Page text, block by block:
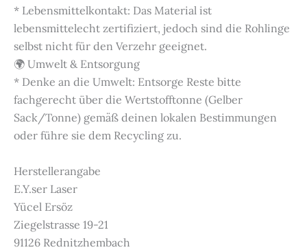
* Lebensmittelkontakt: Das Material ist
lebensmittelecht zertifiziert, jedoch sind die Rohlinge
selbst nicht für den Verzehr geeignet.
🌍 Umwelt & Entsorgung
* Denke an die Umwelt: Entsorge Reste bitte
fachgerecht über die Wertstofftonne (Gelber
Sack/Tonne) gemäß deinen lokalen Bestimmungen
oder führe sie dem Recycling zu.
Herstellerangabe
E.Y.ser Laser
Yücel Ersöz
Ziegelstrasse 19-21
91126 Rednitzhembach